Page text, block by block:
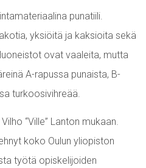
punatiili.
yksiöitä ja kaksioita sekä
ovat vaaleita, mutta
A-rapussa punaista, B-
turkoosivihreää.
“Ville” Lanton mukaan.
koko Oulun yliopiston
työtä opiskelijoiden